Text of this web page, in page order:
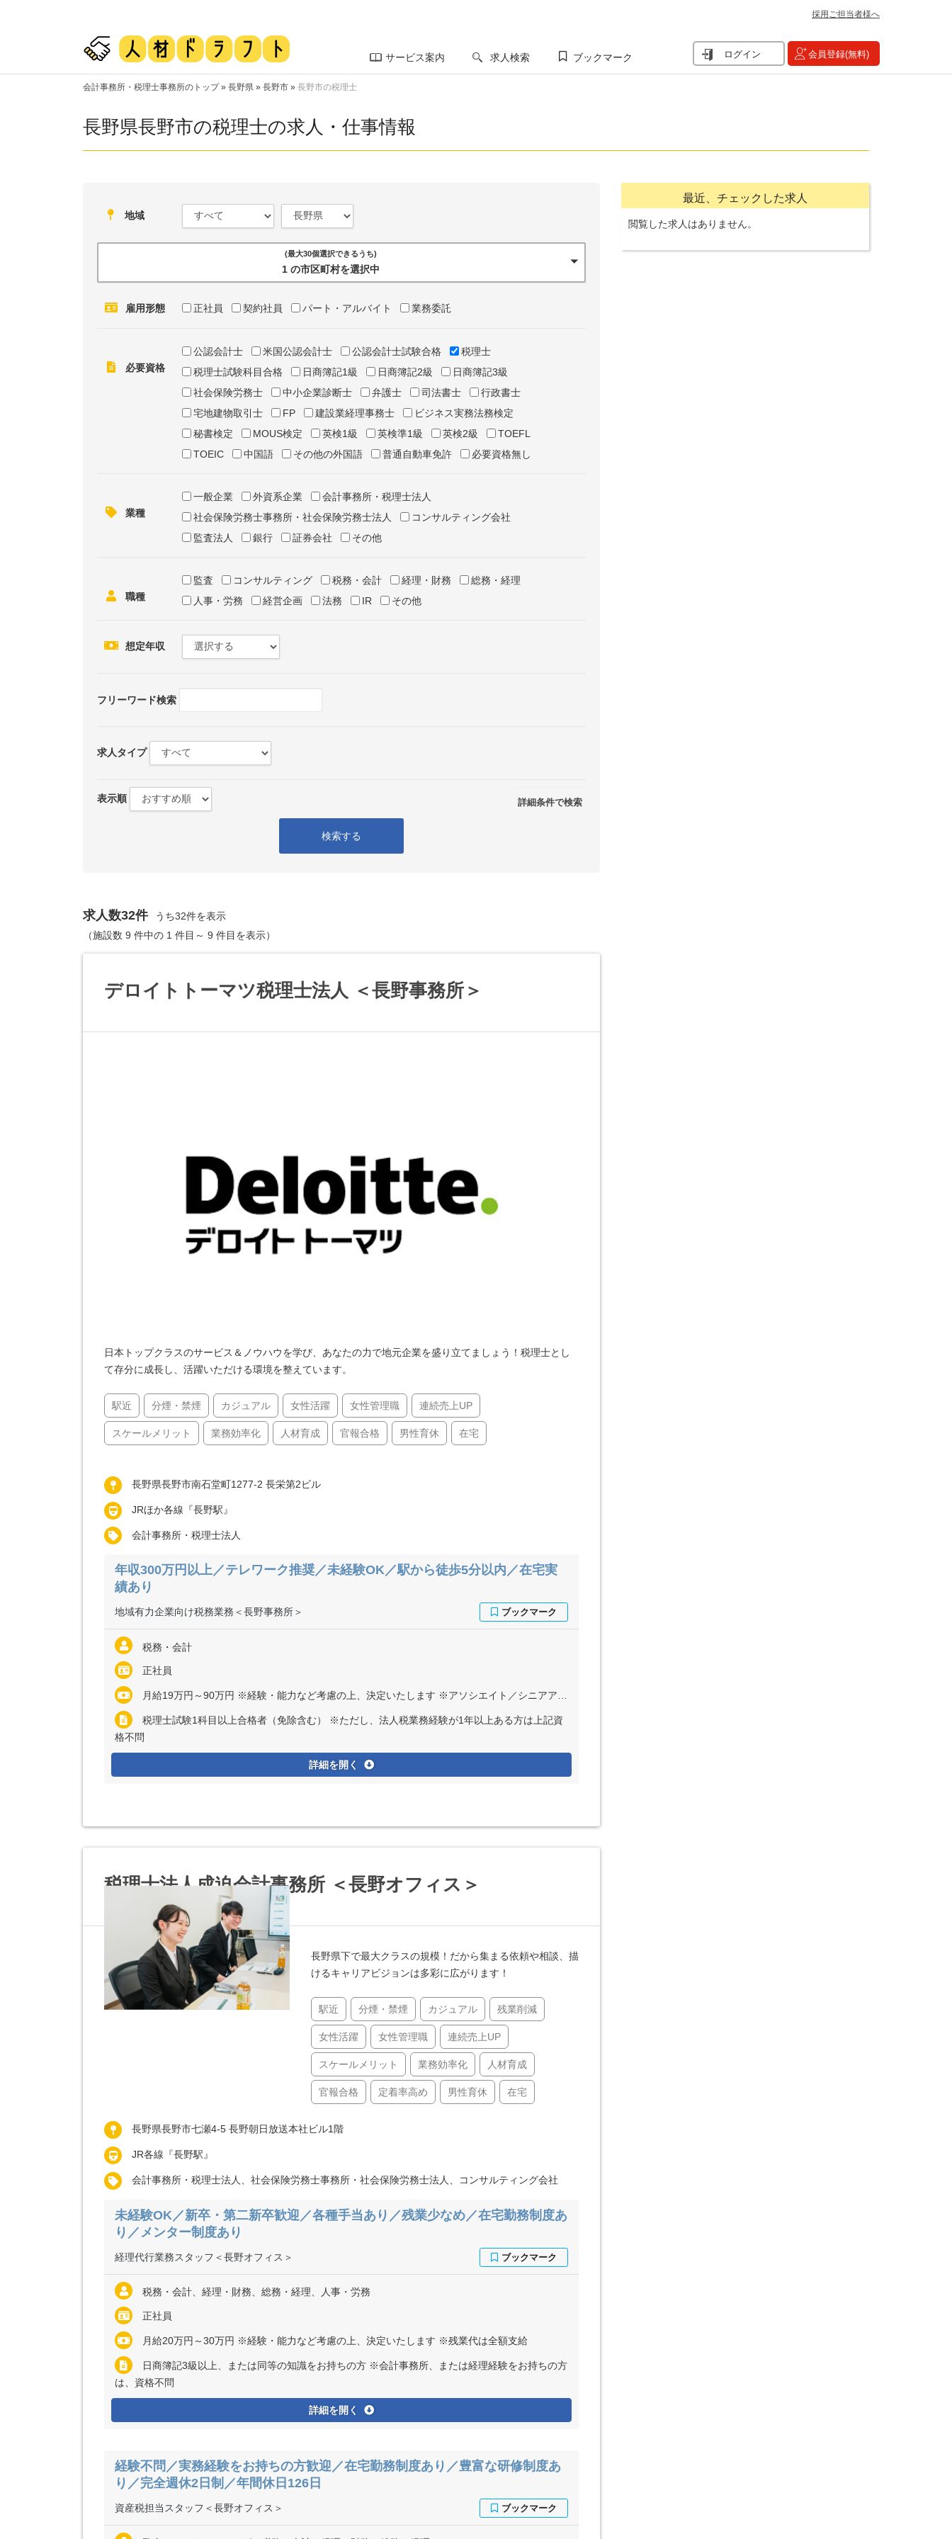
採用ご担当者様へ
サービス案内 求人検索 ブックマーク ログイン 会員登録(無料)
会計事務所・税理士事務所のトップ» 長野県 » 長野市 » 長野市の税理士
長野県長野市の税理士の求人・仕事情報
地域
(最大30個選択できるうち)
1 の市区町村を選択中
雇用形態 正社員 契約社員 パート・アルバイト 業務委託
必要資格
公認会計士 米国公認会計士 公認会計士試験合格
税理士
税理士試験科目合格
日商簿記1級 日商簿記2級
日商簿記3級
社会保険労務士
中小企業診断士 弁護士 司法書士
行政書士
宅地建物取引士
FP 建設業経理事務士
ビジネス実務法務検定
秘書検定
MOUS検定 英検1級 英検準1級 英検2級
TOEFL
TOEIC
中国語 その他の外国語 普通自動車免許 必要資格無し
業種
一般企業 外資系企業
会計事務所・税理士法人
社会保険労務士事務所・社会保険労務士法人
コンサルティング会社
監査法人
銀行 証券会社 その他
職種
監査 コンサルティング 税務・会計 経理・財務
総務・経理
人事・労務
経営企画 法務 IR その他
想定年収
フリーワード検索
求人タイプ
Show
表示
詳細条件で検索
表示順
検索する
求人数32件
うち32件を表示
（施設数 9 件中の 1 件目～ 9 件目を表示）
デロイトトーマツ税理士法人 ＜長野事務所＞
日本トップクラスのサービス＆ノウハウを学び、あなたの力で地元企業を盛り立てましょう！税理士とし
て存分に成長し、活躍いただける環境を整えています。
駅近 分煙・禁煙 カジュアル 女性活躍 女性管理職 連続売上UP
スケールメリット 業務効率化 人材育成 官報合格 男性育休 在宅
長野県長野市南石堂町1277-2 長栄第2ビル
JRほか各線『長野駅』
会計事務所・税理士法人
年収300万円以上／テレワーク推奨／未経験OK／駅から徒歩5分以内／在宅実
績あり
地域有力企業向け税務業務＜長野事務所＞
税務・会計
正社員
月給19万円～90万円 ※経験・能力など考慮の上、決定いたします ※アソシエイト／シニアアソシエイトは残業代全額支給 ※マネジャーまたはシニアマネジャーの場合、管理監督者採用のため残業代支給なし
税理士試験1科目以上合格者（免除含む） ※ただし、法人税業務経験が1年以上ある方は上記資
格不問
詳細を開く
税理士法人成迫会計事務所 ＜長野オフィス＞
長野県下で最大クラスの規模！だから集まる依頼や相談、描
けるキャリアビジョンは多彩に広がります！
駅近 分煙・禁煙 カジュアル 残業削減
女性活躍 女性管理職 連続売上UP
スケールメリット 業務効率化 人材育成
官報合格 定着率高め 男性育休 在宅
長野県長野市七瀬4-5 長野朝日放送本社ビル1階
JR各線『長野駅』
会計事務所・税理士法人、社会保険労務士事務所・社会保険労務士法人、コンサルティング会社
未経験OK／新卒・第二新卒歓迎／各種手当あり／残業少なめ／在宅勤務制度あ
り／メンター制度あり
経理代行業務スタッフ＜長野オフィス＞
税務・会計、経理・財務、総務・経理、人事・労務
正社員
月給20万円～30万円 ※経験・能力など考慮の上、決定いたします ※残業代は全額支給
日商簿記3級以上、または同等の知識をお持ちの方 ※会計事務所、または経理経験をお持ちの方
は、資格不問
詳細を開く
経験不問／実務経験をお持ちの方歓迎／在宅勤務制度あり／豊富な研修制度あ
り／完全週休2日制／年間休日126日
資産税担当スタッフ＜長野オフィス＞
最近、チェックした求人
閲覧した求人はありません。